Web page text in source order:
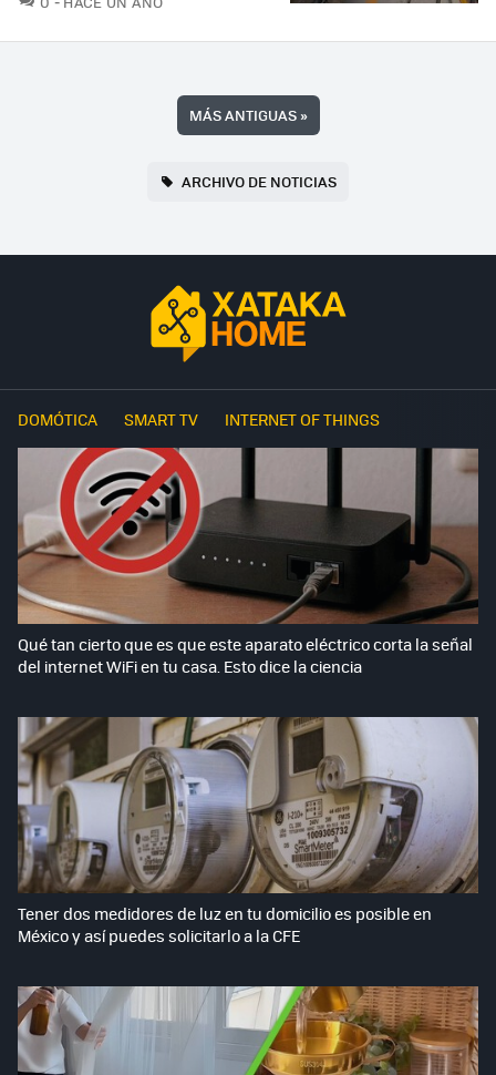
MÁS ANTIGUAS»
ARCHIVO DE NOTICIAS
DOMÓTICA SMART TV INTERNET OF THINGS
Qué tan cierto que es que este aparato eléctrico corta la señal
del internet WiFi en tu casa. Esto dice la ciencia
Tener dos medidores de luz en tu domicilio es posible en
México y así puedes solicitarlo a la CFE